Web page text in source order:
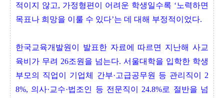
적이지 않고, 가정형편이 어려운 학생일수록 ‘노력하면
목표나 희망을 이룰 수 있다’는 데 대해 부정적이었다.
한국교육개발원이 발표한 자료에 따르면 지난해 사교
육비가 무려 26조원을 넘는다. 서울대학을 입학한 학생
부모의 직업이 기업체 간부·고급공무원 등 관리직이 2
8%, 의사·교수·법조인 등 전문직이 24.8%로 절반을 넘